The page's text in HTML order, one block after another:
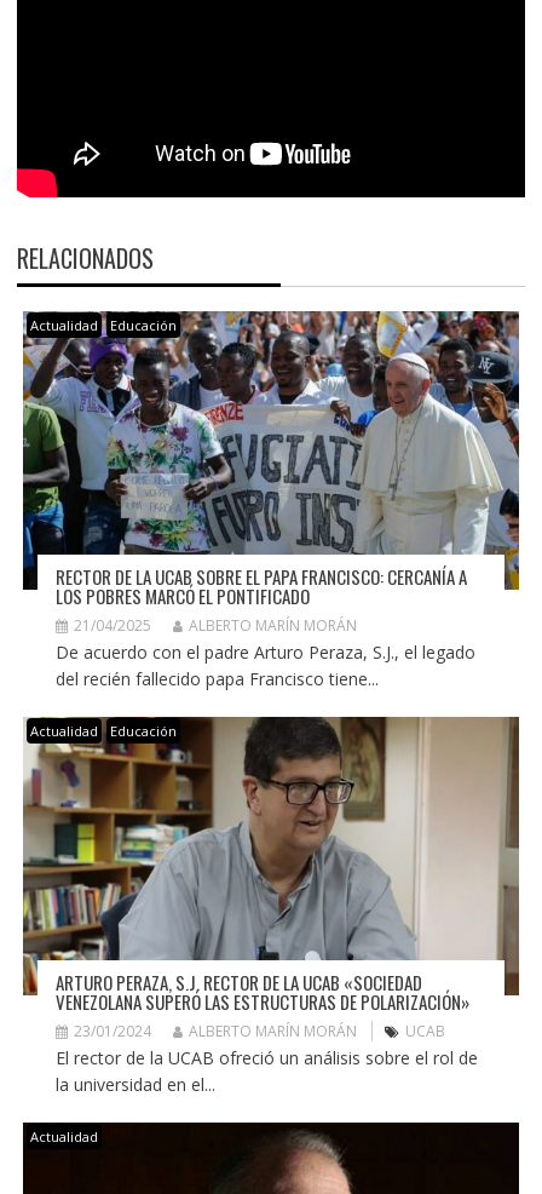
RELACIONADOS
Actualidad Educación
RECTOR DE LA UCAB SOBRE EL PAPA FRANCISCO: CERCANÍA A
LOS POBRES MARCÓ EL PONTIFICADO
21/04/2025 ALBERTO MARÍN MORÁN
De acuerdo con el padre Arturo Peraza, S.J., el legado
del recién fallecido papa Francisco tiene...
Actualidad Educación
ARTURO PERAZA, S.J. RECTOR DE LA UCAB «SOCIEDAD
VENEZOLANA SUPERÓ LAS ESTRUCTURAS DE POLARIZACIÓN»
23/01/2024 ALBERTO MARÍN MORÁN UCAB
El rector de la UCAB ofreció un análisis sobre el rol de
la universidad en el...
Actualidad